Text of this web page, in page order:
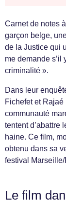
Carnet de notes
garçon belge,
de la Justice qui
me demande s’il
criminalité ».
Dans leur
Fichefet et
communauté
tentent d’abattre
haine. Ce film,
obtenu dans sa
festival
Le film